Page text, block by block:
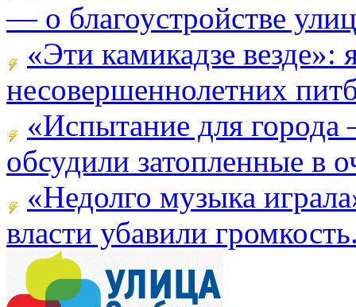
— о благоустройстве
«Эти камикадзе везде»:
несовершеннолетних
«Испытание для
обсудили затопленные в
«Недолго музыка
власти убавили